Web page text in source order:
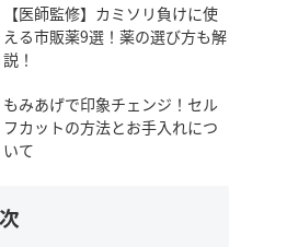
【医師監修】カミソリ負けに使
える市販薬9選！薬の選び方も解
説！
もみあげで印象チェンジ！セル
フカットの方法とお手入れにつ
いて